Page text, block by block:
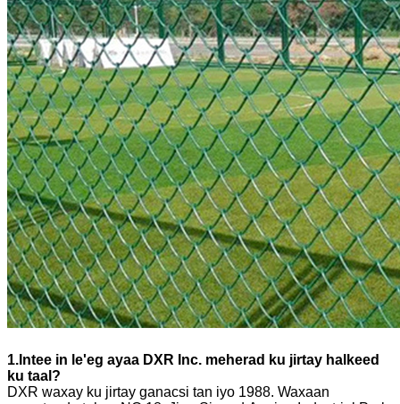
1.Intee in le'eg ayaa DXR Inc. meherad ku jirtay halkeed
ku taal?
DXR waxay ku jirtay ganacsi tan iyo 1988. Waxaan